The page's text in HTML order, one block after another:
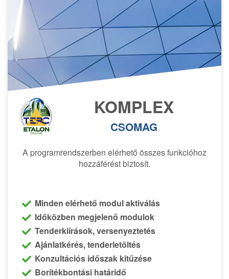
KOMPLEX
CSOMAG
A programrendszerben elérhető összes funkcióhoz
hozzáférést biztosít.
Minden elérhető modul aktiválás
Időközben megjelenő modulok
Tenderkiírások, versenyeztetés
Ajánlatkérés, tenderletöltés
Konzultációs időszak kitűzése
Borítékbontási határidő